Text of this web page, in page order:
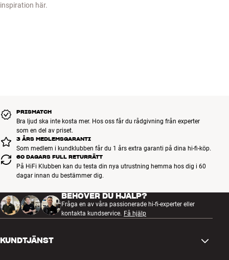
inspiration här.
PRISMATCH
Bra ljud ska inte kosta mer. Hos oss får du rådgivning från experter
som en del av priset.
3 ÅRS MEDLEMSGARANTI
Som medlem i kundklubben får du 1 års extra garanti på dina hi-fi-köp.
60 DAGARS FULL RETURRÄTT
På HiFi Klubben kan du testa din nya utrustning hemma hos dig i 60
dagar innan du bestämmer dig.
BEHÖVER DU HJÄLP?
Fråga en av våra passionerade hi-fi-experter eller
kontakta kundservice. Få hjälp
KUNDTJÄNST